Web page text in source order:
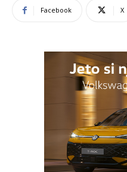
Facebook X